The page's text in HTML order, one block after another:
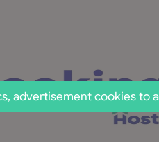
advertisement cookies to